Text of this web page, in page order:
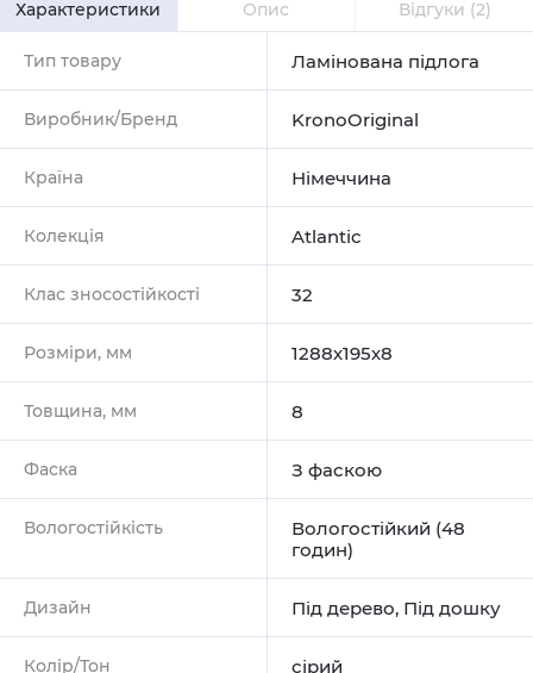
Характеристики Опис Відгуки (2)
Тип товару Ламінована підлога
Виробник/Бренд KronoOriginal
Країна Німеччина
Колекція Atlantic
Клас зносостійкості 32
Розміри, мм 1288х195х8
Товщина, мм 8
Фаска З фаскою
Вологостійкість
Вологостійкий (48
годин)
Дизайн Під дерево, Під дошку
Колір/Тон сірий